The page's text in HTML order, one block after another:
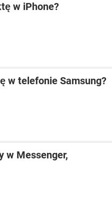
w iPhone?
w telefonie Samsung?
w Messenger,